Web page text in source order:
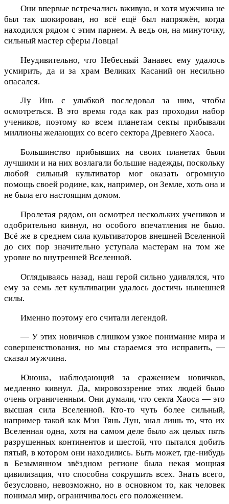
Они впервые встречались вживую, и хотя мужчина не
был так шокирован, но всё ещё был напряжён, когда
находился рядом с этим парнем. А ведь он, на минуточку,
сильный мастер сферы Ловца!
Неудивительно, что Небесный Занавес ему удалось
усмирить, да и за храм Великих Касаний он несильно
опасался.
Лу Инь с улыбкой последовал за ним, чтобы
осмотреться. В это время года как раз проходил набор
учеников, поэтому ко всем планетам секты прибывали
миллионы желающих со всего сектора Древнего Хаоса.
Большинство прибывших на своих планетах были
лучшими и на них возлагали большие надежды, поскольку
любой сильный культиватор мог оказать огромную
помощь своей родине, как, например, он Земле, хоть она и
не была его настоящим домом.
Пролетая рядом, он осмотрел нескольких учеников и
одобрительно кивнул, но особого впечатления не было.
Всё же в среднем сила культиваторов внешней Вселенной
до сих пор значительно уступала мастерам на том же
уровне во внутренней Вселенной.
Оглядываясь назад, наш герой сильно удивлялся, что
ему за семь лет культивации удалось достичь нынешней
силы.
Именно поэтому его считали легендой.
— У этих новичков слишком узкое понимание мира и
совершенствования, но мы стараемся это исправить, —
сказал мужчина.
Юноша, наблюдающий за сражением новичков,
медленно кивнул. Да, мировоззрение этих людей было
очень ограниченным. Они думали, что секта Хаоса — это
высшая сила Вселенной. Кто-то чуть более сильный,
например такой как Мэн Тянь Лун, знал лишь то, что их
Вселенная одна, хотя на самом деле было аж целых пять
разрушенных континентов и шестой, что пытался добить
пятый, в котором они находились. Быть может, где-нибудь
в Безымянном звёздном регионе была некая мощная
цивилизация, что способна сокрушить всех. Знать всего,
безусловно, невозможно, но в основном то, как человек
понимал мир, ограничивалось его положением.